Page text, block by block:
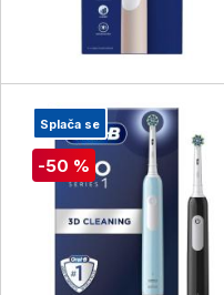
Splača se
-50 %